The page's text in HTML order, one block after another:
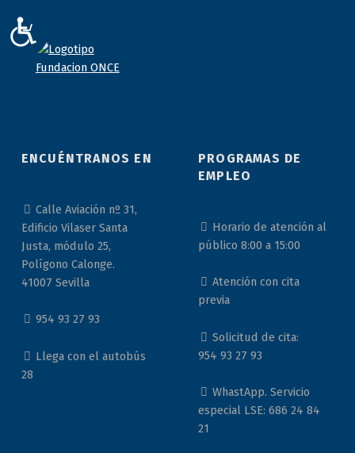
ENCUÉNTRANOS EN
Calle Aviación nº 31,
Edificio Vilaser Santa
Justa, módulo 25,
Polígono Calonge.
41007 Sevilla
954 93 27 93
Llega con el autobús
28
PROGRAMAS DE
EMPLEO
Horario de atención al
público 8:00 a 15:00
Atención con cita
previa
Solicitud de cita:
954 93 27 93
WhastApp. Servicio
especial LSE: 686 24 84
21